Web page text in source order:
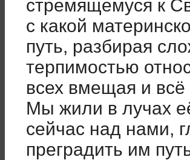
стремящемуся к
с какой
путь, разбирая
терпимостью
всех вмещая и
Мы жили в лучах
сейчас над нами,
преградить им